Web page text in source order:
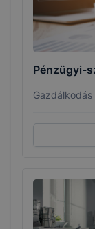
Pénzügyi-